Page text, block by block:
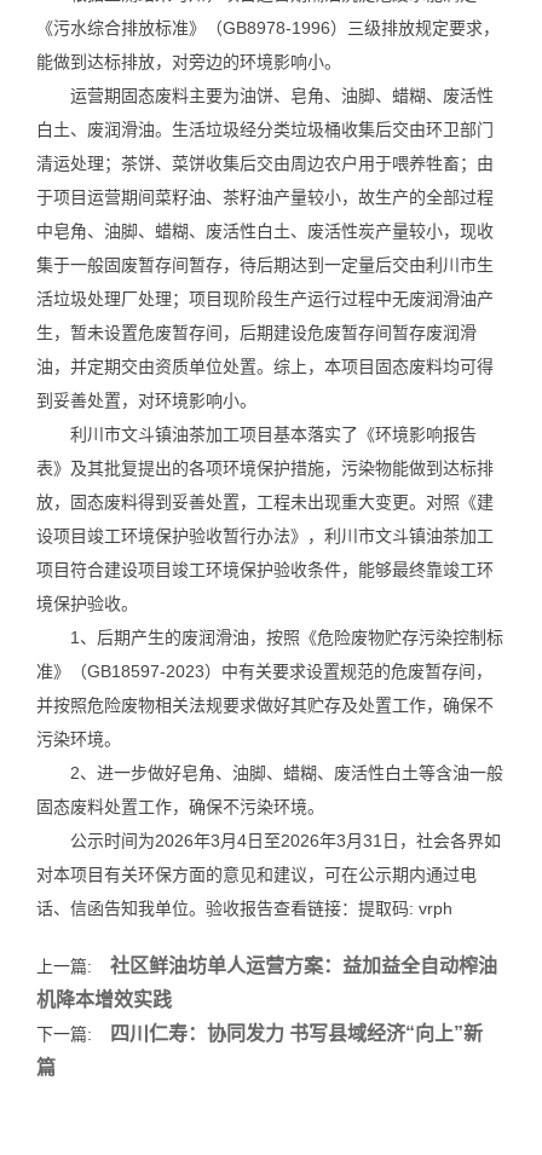
《污水综合排放标准》（GB8978-1996）三级排放规定要求，
能做到达标排放，对旁边的环境影响小。
运营期固态废料主要为油饼、皂角、油脚、蜡糊、废活性
白土、废润滑油。生活垃圾经分类垃圾桶收集后交由环卫部门
清运处理；茶饼、菜饼收集后交由周边农户用于喂养牲畜；由
于项目运营期间菜籽油、茶籽油产量较小，故生产的全部过程
中皂角、油脚、蜡糊、废活性白土、废活性炭产量较小，现收
集于一般固废暂存间暂存，待后期达到一定量后交由利川市生
活垃圾处理厂处理；项目现阶段生产运行过程中无废润滑油产
生，暂未设置危废暂存间，后期建设危废暂存间暂存废润滑
油，并定期交由资质单位处置。综上，本项目固态废料均可得
到妥善处置，对环境影响小。
利川市文斗镇油茶加工项目基本落实了《环境影响报告
表》及其批复提出的各项环境保护措施，污染物能做到达标排
放，固态废料得到妥善处置，工程未出现重大变更。对照《建
设项目竣工环境保护验收暂行办法》，利川市文斗镇油茶加工
项目符合建设项目竣工环境保护验收条件，能够最终靠竣工环
境保护验收。
1、后期产生的废润滑油，按照《危险废物贮存污染控制标
准》（GB18597-2023）中有关要求设置规范的危废暂存间，
并按照危险废物相关法规要求做好其贮存及处置工作，确保不
污染环境。
2、进一步做好皂角、油脚、蜡糊、废活性白土等含油一般
固态废料处置工作，确保不污染环境。
公示时间为2026年3月4日至2026年3月31日，社会各界如
对本项目有关环保方面的意见和建议，可在公示期内通过电
话、信函告知我单位。验收报告查看链接：提取码: vrph
上一篇:
社区鲜油坊单人运营方案：益加益全自动榨油
机降本增效实践
下一篇:
四川仁寿：协同发力 书写县域经济“向上”新
篇